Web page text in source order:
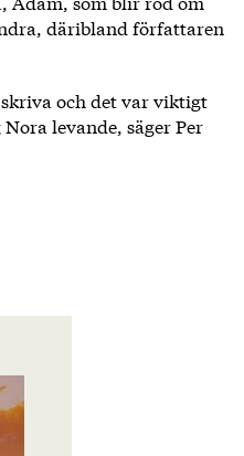
däribland författaren
och det var viktigt
levande, säger Per